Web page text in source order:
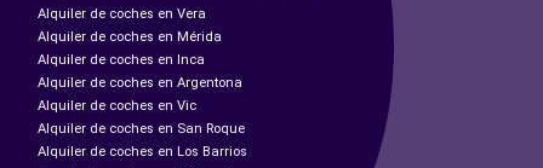
Alquiler de coches en Vera
Alquiler de coches en Mérida
Alquiler de coches en Inca
Alquiler de coches en Argentona
Alquiler de coches en Vic
Alquiler de coches en San Roque
Alquiler de coches en Los Barrios